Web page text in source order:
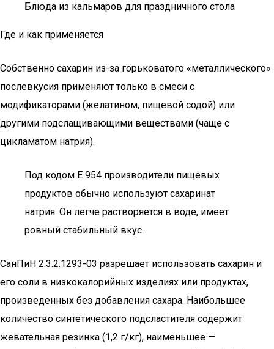
Блюда из кальмаров для праздничного стола
Где и как применяется
Собственно сахарин из-за горьковатого «металлического»
послевкусия применяют только в смеси с
модификаторами (желатином, пищевой содой) или
другими подслащивающими веществами (чаще с
цикламатом натрия).
Под кодом E 954 производители пищевых
продуктов обычно используют сахаринат
натрия. Он легче растворяется в воде, имеет
ровный стабильный вкус.
СанПиН 2.3.2.1293-03 разрешает использовать сахарин и
его соли в низкокалорийных изделиях или продуктах,
произведенных без добавления сахара. Наибольшее
количество синтетического подсластителя содержит
жевательная резинка (1,2 г/кг), наименьшее —